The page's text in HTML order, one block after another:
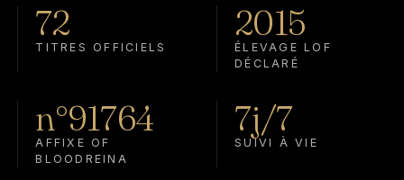
72
TITRES OFFICIELS
2015
ÉLEVAGE LOF
DÉCLARÉ
n°91764
AFFIXE OF
BLOODREINA
7j/7
SUIVI À VIE